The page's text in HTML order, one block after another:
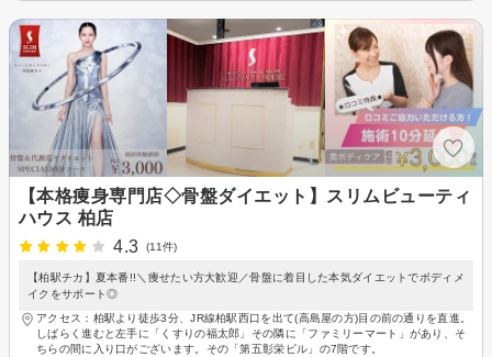
【本格痩身専門店◇骨盤ダイエット】スリムビューティ
ハウス 柏店
4.3
(11件)
【柏駅チカ】夏本番!!＼痩せたい方大歓迎／骨盤に着目した本気ダイエットでボディメ
イクをサポート◎
アクセス：柏駅より徒歩3分、JR線柏駅西口を出て(高島屋の方)目の前の通りを直進。
しばらく進むと左手に「くすりの福太郎」その隣に「ファミリーマート」があり、そ
ちらの間に入り口がございます。その「第五彰栄ビル」の7階です。